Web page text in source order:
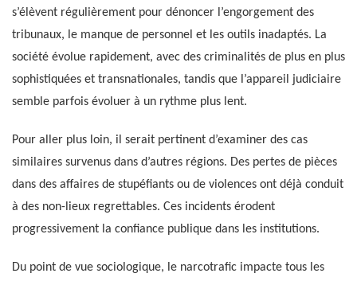
s’élèvent régulièrement pour dénoncer l’engorgement des
tribunaux, le manque de personnel et les outils inadaptés. La
société évolue rapidement, avec des criminalités de plus en plus
sophistiquées et transnationales, tandis que l’appareil judiciaire
semble parfois évoluer à un rythme plus lent.
Pour aller plus loin, il serait pertinent d’examiner des cas
similaires survenus dans d’autres régions. Des pertes de pièces
dans des affaires de stupéfiants ou de violences ont déjà conduit
à des non-lieux regrettables. Ces incidents érodent
progressivement la confiance publique dans les institutions.
Du point de vue sociologique, le narcotrafic impacte tous les